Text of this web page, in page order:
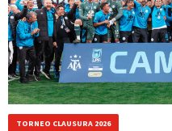
TORNEO CLAUSURA 2026